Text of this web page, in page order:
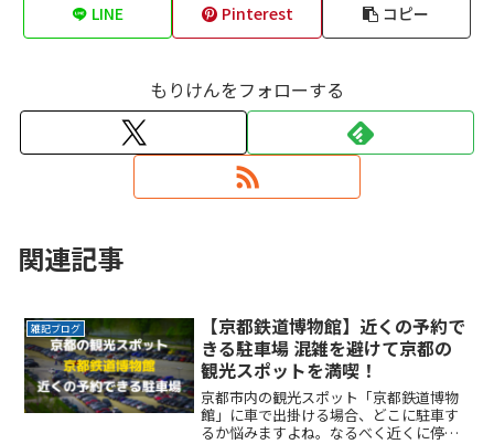
LINE Pinterest コピー
もりけんをフォローする
関連記事
雑記ブログ
【京都鉄道博物館】近くの予約で
きる駐車場 混雑を避けて京都の
観光スポットを満喫！
京都市内の観光スポット「京都鉄道博物
館」に車で出掛ける場合、どこに駐車す
るか悩みますよね。なるべく近くに停め